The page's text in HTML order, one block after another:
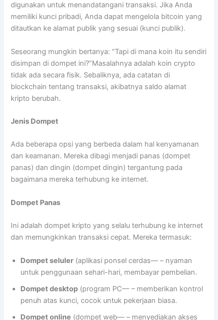
digunakan untuk menandatangani transaksi. Jika Anda
memiliki kunci pribadi, Anda dapat mengelola bitcoin yang
ditautkan ke alamat publik yang sesuai (kunci publik).
Seseorang mungkin bertanya: “Tapi di mana koin itu sendiri
disimpan di dompet ini?”Masalahnya adalah koin crypto
tidak ada secara fisik. Sebaliknya, ada catatan di
blockchain tentang transaksi, akibatnya saldo alamat
kripto berubah.
Jenis Dompet
Ada beberapa opsi yang berbeda dalam hal kenyamanan
dan keamanan. Mereka dibagi menjadi panas (dompet
panas) dan dingin (dompet dingin) tergantung pada
bagaimana mereka terhubung ke internet.
Dompet Panas
Ini adalah dompet kripto yang selalu terhubung ke internet
dan memungkinkan transaksi cepat. Mereka termasuk:
Dompet seluler (aplikasi ponsel cerdas— – nyaman
untuk penggunaan sehari-hari, membayar pembelian.
Dompet desktop (program PC— – memberikan kontrol
penuh atas kunci, cocok untuk pekerjaan biasa.
Dompet online (dompet web— – menyediakan akses